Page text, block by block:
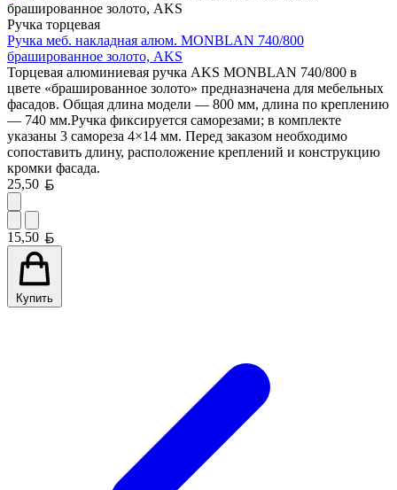
Ручка торцевая
Ручка меб. накладная алюм. MONBLAN 740/800
брашированное золото, AKS
Торцевая алюминиевая ручка AKS MONBLAN 740/800 в
цвете «брашированное золото» предназначена для мебельных
фасадов. Общая длина модели — 800 мм, длина по креплению
— 740 мм.Ручка фиксируется саморезами; в комплекте
указаны 3 самореза 4×14 мм. Перед заказом необходимо
сопоставить длину, расположение креплений и конструкцию
кромки фасада.
25,50
15,50
Купить